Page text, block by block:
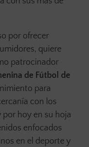
por ofrecer
quiere
patrocinador
de Fútbol de
para
con los
por hoy en su hoja
enfocados
en el deporte y